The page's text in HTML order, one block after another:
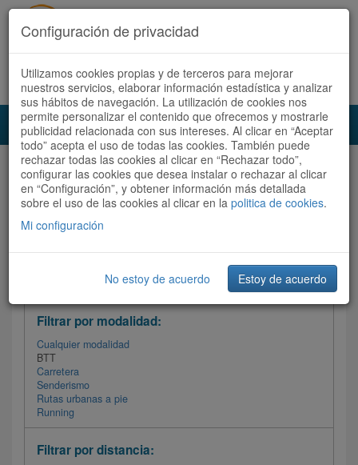
Acceder Registrate ahora Español | Català
Audioruta Todas las rutas
Todas las rutas Ordenar por:Más recientes
Filtrar las rutas
Filtrar por modalidad:
Cualquier modalidad
BTT
Carretera
Senderismo
Rutas urbanas a pie
Running
Filtrar por distancia:
Configuración de privacidad
Utilizamos cookies propias y de terceros para mejorar
nuestros servicios, elaborar información estadística y analizar
sus hábitos de navegación. La utilización de cookies nos
permite personalizar el contenido que ofrecemos y mostrarle
publicidad relacionada con sus intereses. Al clicar en “Aceptar
todo” acepta el uso de todas las cookies. También puede
rechazar todas las cookies al clicar en “Rechazar todo”,
configurar las cookies que desea instalar o rechazar al clicar
en “Configuración”, y obtener información más detallada
sobre el uso de las cookies al clicar en la politica de cookies.
Mi configuración
No estoy de acuerdo Estoy de acuerdo